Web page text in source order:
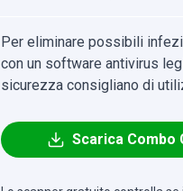
Per eliminare possibili
con un software antivirus
sicurezza consigliano di
Scarica Combo